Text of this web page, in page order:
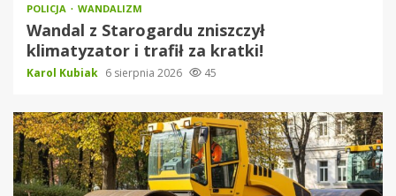
POLICJA WANDALIZM
Wandal z Starogardu zniszczył
klimatyzator i trafił za kratki!
Karol Kubiak 6 sierpnia 2026 45